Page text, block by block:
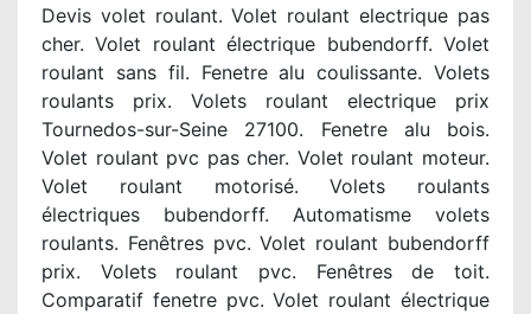
Devis volet roulant. Volet roulant electrique pas
cher. Volet roulant électrique bubendorff. Volet
roulant sans fil. Fenetre alu coulissante. Volets
roulants prix. Volets roulant electrique prix
Tournedos-sur-Seine 27100. Fenetre alu bois.
Volet roulant pvc pas cher. Volet roulant moteur.
Volet roulant motorisé. Volets roulants
électriques bubendorff. Automatisme volets
roulants. Fenêtres pvc. Volet roulant bubendorff
prix. Volets roulant pvc. Fenêtres de toit.
Comparatif fenetre pvc. Volet roulant électrique